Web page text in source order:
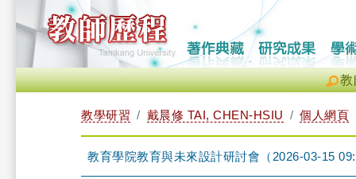
教
教學研習 戴晨修 TAI, CHEN-HSIU 個人網頁
教育學院教育與未來設計研討會（2026-03-15